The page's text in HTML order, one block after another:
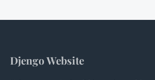
Djengo Website